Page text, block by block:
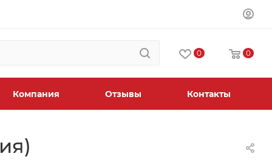
0 0
Компания Отзывы Контакты